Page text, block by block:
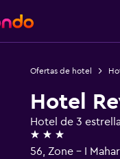
Ofertas de hotel
Hotel
Hotel de 3
3 estrellas
56, Zone - I